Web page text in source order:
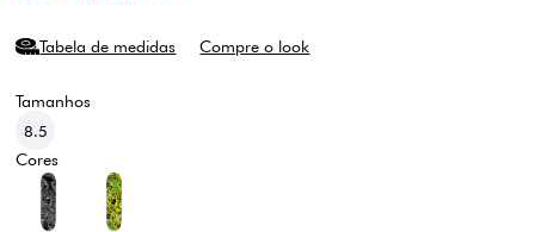
Tabela de medidas Compre o look
8.5